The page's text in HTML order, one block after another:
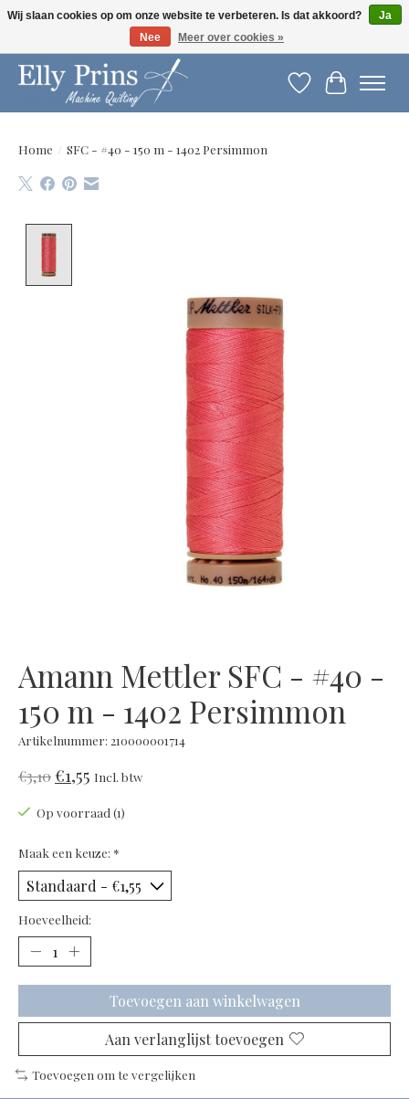
Let op: gewijzigde openingstijden!
Verlanglijst
Home / SFC - #40 - 150 m - 1402 Persimmon
Amann Mettler SFC - #40 -
150 m - 1402 Persimmon
Artikelnummer: 210000001714
€3,10€1,55 Incl. btw
Op voorraad (1)
Maak een keuze: *
Hoeveelheid:
Toevoegen aan winkelwagen
Aan verlanglijst toevoegen
Toevoegen om te vergelijken
Wij slaan cookies op om onze website te verbeteren. Is dat akkoord?
Ja
Nee
Meer over cookies »